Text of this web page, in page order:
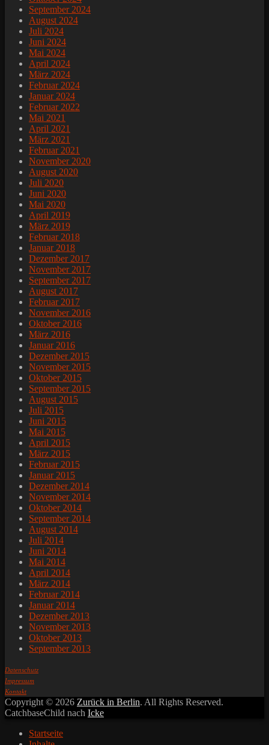
September 2024
August 2024
Juli 2024
Juni 2024
Mai 2024
April 2024
März 2024
Februar 2024
Januar 2024
Februar 2022
Mai 2021
April 2021
März 2021
Februar 2021
November 2020
August 2020
Juli 2020
Juni 2020
Mai 2020
April 2019
März 2019
Februar 2018
Januar 2018
Dezember 2017
November 2017
September 2017
August 2017
Februar 2017
November 2016
Oktober 2016
März 2016
Januar 2016
Dezember 2015
November 2015
Oktober 2015
September 2015
August 2015
Juli 2015
Juni 2015
Mai 2015
April 2015
März 2015
Februar 2015
Januar 2015
Dezember 2014
November 2014
Oktober 2014
September 2014
August 2014
Juli 2014
Juni 2014
Mai 2014
April 2014
März 2014
Februar 2014
Januar 2014
Dezember 2013
November 2013
Oktober 2013
September 2013
Datenschutz
Impressum
Kontakt
Copyright © 2026 Zurück in Berlin. All Rights Reserved.
CatchbaseChild nach Icke
oben
Startseite